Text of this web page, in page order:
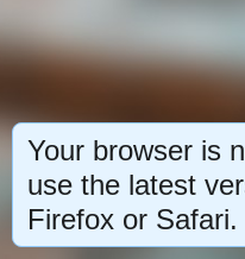
Your browser is
use the latest
Firefox or Safari.